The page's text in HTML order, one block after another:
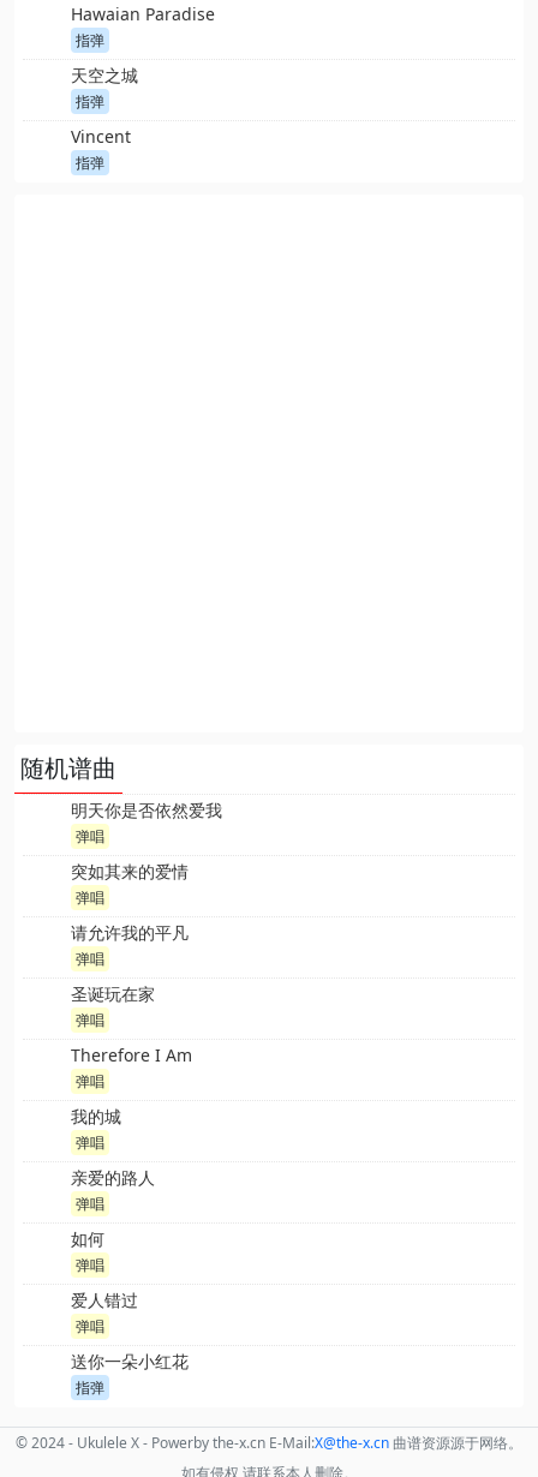
Hawaian Paradise
指弹
天空之城
指弹
Vincent
指弹
随机谱曲
明天你是否依然爱我
弹唱
突如其来的爱情
弹唱
请允许我的平凡
弹唱
圣诞玩在家
弹唱
Therefore I Am
弹唱
我的城
弹唱
亲爱的路人
弹唱
如何
弹唱
爱人错过
弹唱
送你一朵小红花
指弹
© 2024 - Ukulele X - Powerby the-x.cn E-Mail:X@the-x.cn 曲谱资源源于网络。